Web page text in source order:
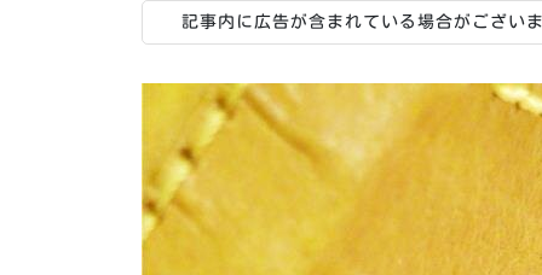
記事内に広告が含まれている場合がござい